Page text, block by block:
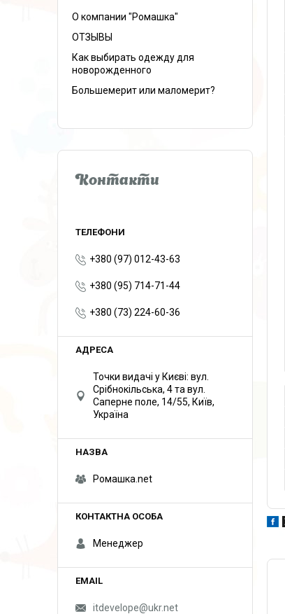
О компании "Ромашка"
ОТЗЫВЫ
Как выбирать одежду для
новорожденного
Большемерит или маломерит?
Контакти
+380 (97) 012-43-63
+380 (95) 714-71-44
+380 (73) 224-60-36
Точки видачі у Києві: вул.
Срібнокільська, 4 та вул.
Саперне поле, 14/55, Київ,
Україна
Ромашка.net
Менеджер
itdevelope@ukr.net